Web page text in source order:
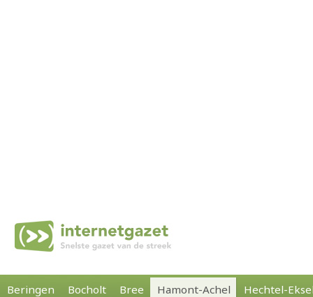
Beringen Bocholt Bree Hamont-Achel Hechtel-